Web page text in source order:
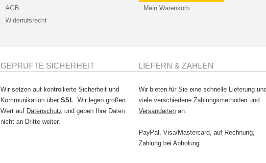
AGB
Widerrufsrecht
Mein Warenkorb
GEPRÜFTE SICHERHEIT
Wir setzen auf kontrollierte Sicherheit und
Kommunikation über SSL . Wir legen großen
Wert auf Datenschutz und geben Ihre Daten
nicht an Dritte weiter.
LIEFERN & ZAHLEN
Wir bieten für Sie eine schnelle Lieferung
viele verschiedene Zahlungsmethoden und
Versandarten an.
PayPal, Visa/Mastercard, auf Rechnung,
Zahlung bei Abholung